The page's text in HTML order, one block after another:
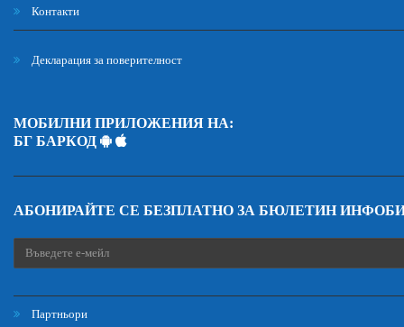
Контакти
Декларация за поверителност
МОБИЛНИ ПРИЛОЖЕНИЯ НА:
БГ БАРКОД
АБОНИРАЙТЕ СЕ БЕЗПЛАТНО ЗА БЮЛЕТИН
Партньори